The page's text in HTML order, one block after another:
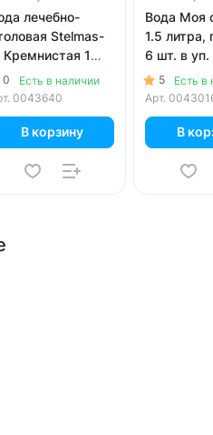
лечебно-
Stelmas-
Кремнистая 1
газ, пэт, 6 шт.
0
Есть в наличии
0043640
В корзину
Вода Моя
1.5 литра,
6 шт. в уп.
5
Есть в
Арт.
В